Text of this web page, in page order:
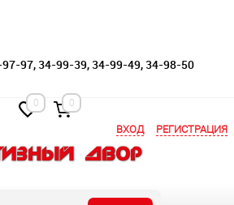
ВХОД РЕГИСТРАЦИЯ
97, 34-99-39, 34-99-49, 34-98-50
0 0